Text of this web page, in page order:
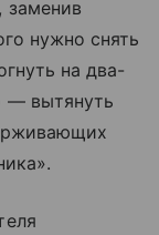
заменив
нужно снять
на два-
— вытянуть